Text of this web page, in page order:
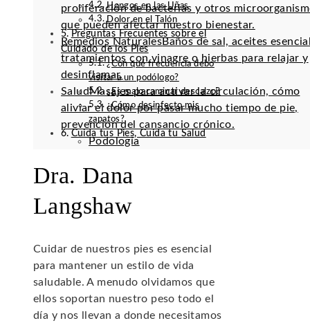
proliferación de bacterias y otros
que pueden afectar nuestro bienestar.
Remedios NaturalesBaños de sal, aceites
tratamientos con vinagre o hierbas para relajar y
desinflamar.
SaludMasajes para activar la circulación, cómo
aliviar el dolor por pasar mucho tiempo de pie,
prevención del cansancio crónico.
Podología
Hongos en las Uñas
Dolor en el Talón
Preguntas Frecuentes sobre el
Cuidado de los Pies
¿Con qué frecuencia debo
visitar a un podólogo?
¿Es malo caminar descalzo?
¿Cómo desinfecto mis
zapatos?
Cuida tus Pies, Cuida tu Salud
Dra. Dana
Langshaw
Cuidar de nuestros pies es esencial
para mantener un estilo de vida
saludable. A menudo olvidamos que
ellos soportan nuestro peso todo el
día y nos llevan a donde necesitamos